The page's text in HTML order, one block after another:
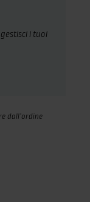
i tuoi
dall’ordine